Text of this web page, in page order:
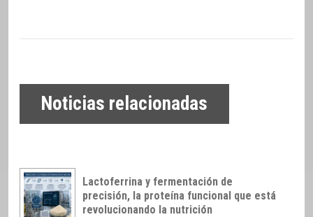
Noticias relacionadas
Lactoferrina y fermentación de
precisión, la proteína funcional que está
revolucionando la nutrición